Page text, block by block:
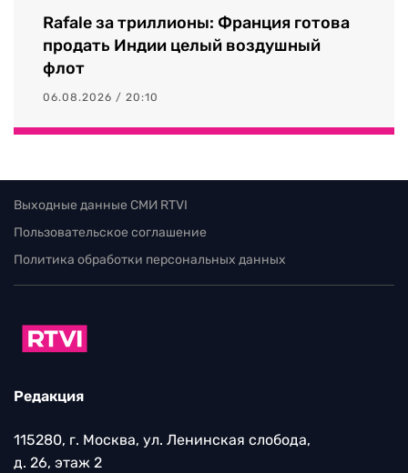
Rafale за триллионы: Франция готова
продать Индии целый воздушный
флот
06.08.2026 / 20:10
Выходные данные СМИ RTVI
Пользовательское соглашение
Политика обработки персональных данных
Редакция
115280, г. Москва, ул. Ленинская слобода,
д. 26, этаж 2